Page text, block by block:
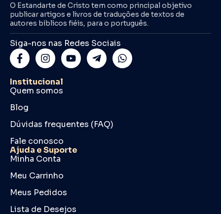
O Estandarte de Cristo tem como principal objetivo
publicar artigos e livros de traduções de textos de
autores bíblicos fiéis, para o português.
Siga-nos nas Redes Sociais
Institucional
Quem somos
Blog
Dúvidas frequentes (FAQ)
Fale conosco
Ajuda e Suporte
Minha Conta
Meu Carrinho
Meus Pedidos
Lista de Desejos